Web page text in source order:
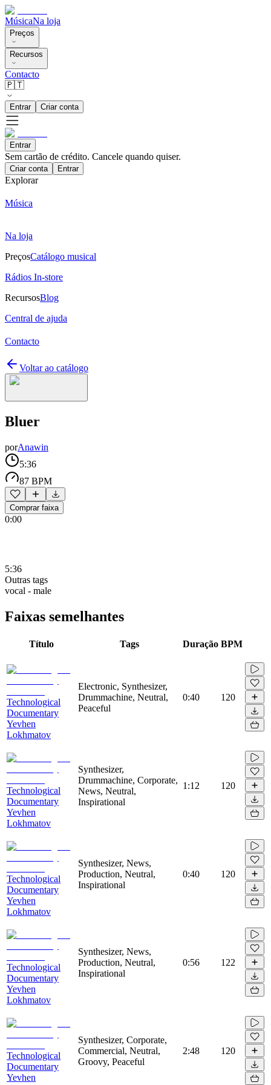
MúsicaNa loja
Preços
Recursos
Contacto
🇵🇹
Entrar Criar conta
Entrar
Sem cartão de crédito. Cancele quando quiser.
Criar conta Entrar
Explorar
Música
Na loja
PreçosCatálogo musical
Rádios In-store
RecursosBlog
Central de ajuda
Contacto
Voltar ao catálogo
Bluer
porAnawin
5:36
87 BPM
Comprar faixa
0:00
5:36
Outras tags
vocal - male
Faixas semelhantes
Título Tags Duração BPM
Technological
Documentary
Yevhen
Lokhmatov
Electronic, Synthesizer,
Drummachine, Neutral,
Peaceful
0:40 120
Technological
Documentary
Yevhen
Lokhmatov
Synthesizer,
Drummachine, Corporate,
News, Neutral,
Inspirational
1:12 120
Technological
Documentary
Yevhen
Lokhmatov
Synthesizer, News,
Production, Neutral,
Inspirational
0:40 120
Technological
Documentary
Yevhen
Lokhmatov
Synthesizer, News,
Production, Neutral,
Inspirational
0:56 122
Technological
Documentary
Yevhen
Synthesizer, Corporate,
Commercial, Neutral,
Groovy, Peaceful
2:48 120